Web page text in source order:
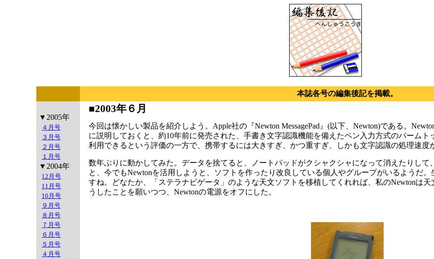
本誌各号の編集後記を掲載。
▼2005年
４月号
３月号
２月号
１月号
▼2004年
12月号
11月号
10月号
９月号
８月号
７月号
６月号
５月号
４月号
■2003年６月
今回は懐かしい製品を紹介しよう。Apple社の『Newton MessagePad』(以下、Newton)である。
に説明しておくと、約10年前に発売された、手書き文字認識機能を備えたペン入力方式のパーム
利用できるという評価の一方で、携帯するには大きすぎ、かつ重すぎ、しかも文字認識の処理速度
数年ぶりに動かしてみた。データを捨てると、ノートパッドがクシャクシャになって消えたりして
と、今でもNewtonを活用しようと、ソフトを作ったり改良している個人やグループがいるようだ
すね。どなたか、「ステラナビゲータ」のような天文ソフトを移植してくれれば、私のNewton
うしたことを願いつつ、Newtonの電源をオフにした。